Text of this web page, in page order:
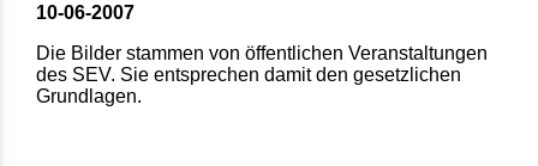
10-06-2007
Die Bilder stammen von öffentlichen Veranstaltungen
des SEV. Sie entsprechen damit den gesetzlichen
Grundlagen.